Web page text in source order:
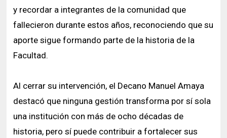
y recordar a integrantes de la comunidad que
fallecieron durante estos años, reconociendo que su
aporte sigue formando parte de la historia de la
Facultad.
Al cerrar su intervención, el Decano Manuel Amaya
destacó que ninguna gestión transforma por sí sola
una institución con más de ocho décadas de
historia, pero sí puede contribuir a fortalecer sus